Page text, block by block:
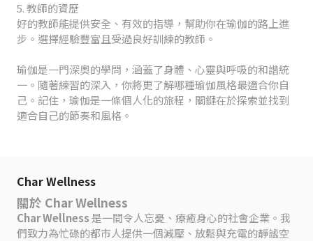
5. 教師的資歷
好的教師能提供安全、有效的指導，幫助你在瑜伽的路上進
步。選擇經驗豐富且受過良好訓練的教師。
瑜伽是一門深奧的學問，涵蓋了身體、心靈與呼吸的和諧統
一。隨著練習的深入，你將更了解哪種瑜伽風格最適合你自
己。記住，瑜伽是一條個人化的旅程，關鍵在於探索並找到
適合自己的節奏和風格。
Char Wellness
關於 Char Wellness
Char Wellness是一間令人忘憂、療癒身心的社會企業。我
們致力為忙碌的都市人提供一個減壓、放鬆與充電的靜謐空